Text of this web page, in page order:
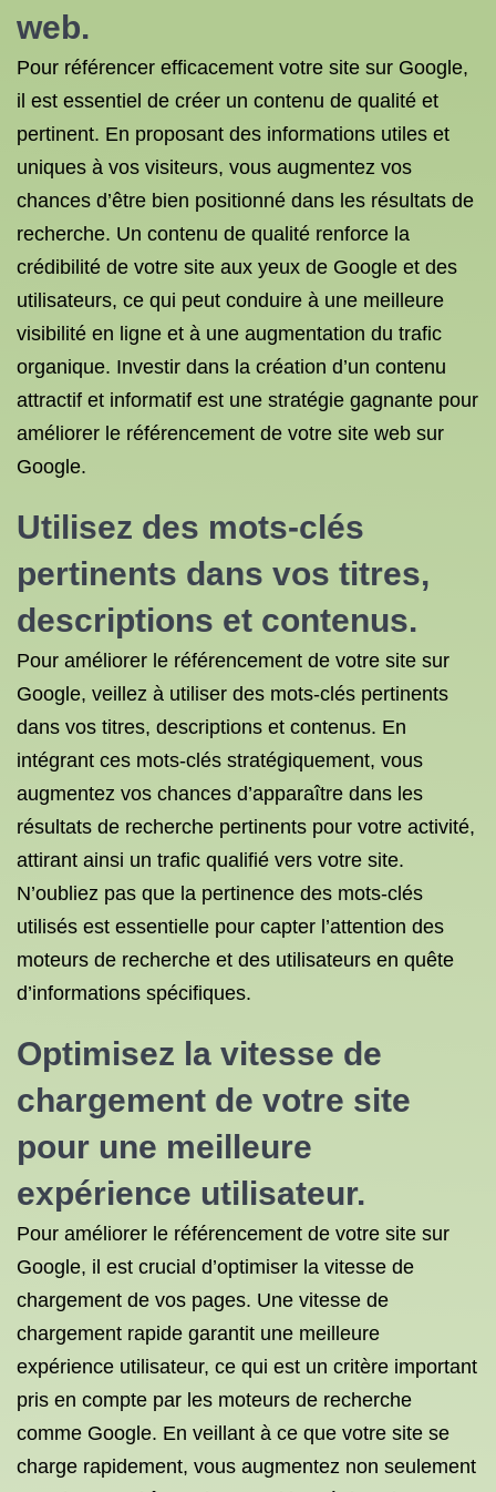
web.
Pour référencer efficacement votre site sur Google,
il est essentiel de créer un contenu de qualité et
pertinent. En proposant des informations utiles et
uniques à vos visiteurs, vous augmentez vos
chances d’être bien positionné dans les résultats de
recherche. Un contenu de qualité renforce la
crédibilité de votre site aux yeux de Google et des
utilisateurs, ce qui peut conduire à une meilleure
visibilité en ligne et à une augmentation du trafic
organique. Investir dans la création d’un contenu
attractif et informatif est une stratégie gagnante pour
améliorer le référencement de votre site web sur
Google.
Utilisez des mots-clés
pertinents dans vos titres,
descriptions et contenus.
Pour améliorer le référencement de votre site sur
Google, veillez à utiliser des mots-clés pertinents
dans vos titres, descriptions et contenus. En
intégrant ces mots-clés stratégiquement, vous
augmentez vos chances d’apparaître dans les
résultats de recherche pertinents pour votre activité,
attirant ainsi un trafic qualifié vers votre site.
N’oubliez pas que la pertinence des mots-clés
utilisés est essentielle pour capter l’attention des
moteurs de recherche et des utilisateurs en quête
d’informations spécifiques.
Optimisez la vitesse de
chargement de votre site
pour une meilleure
expérience utilisateur.
Pour améliorer le référencement de votre site sur
Google, il est crucial d’optimiser la vitesse de
chargement de vos pages. Une vitesse de
chargement rapide garantit une meilleure
expérience utilisateur, ce qui est un critère important
pris en compte par les moteurs de recherche
comme Google. En veillant à ce que votre site se
charge rapidement, vous augmentez non seulement